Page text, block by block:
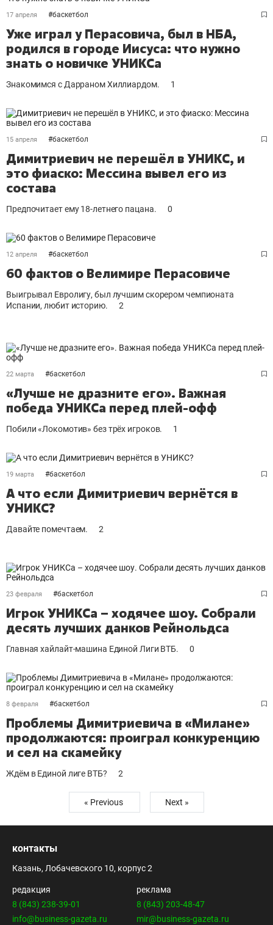
17 апреля #баскетбол
Уже играл у Перасовича, был в НБА,
родился в городе Иисуса: что нужно
знать о новичке УНИКСа
Знакомимся с Дарраном Хиллиардом. 1
15 апреля #баскетбол
Димитриевич не перешёл в УНИКС, и
это фиаско: Мессина вывел его из
состава
Предпочитает ему 18-летнего пацана. 0
12 апреля #баскетбол
60 фактов о Велимире Перасовиче
Выигрывал Евролигу, был лучшим скорером чемпионата
Испании, любит историю.
2
22 марта #баскетбол
«Лучше не дразните его». Важная
победа УНИКСа перед плей-офф
Побили «Локомотив» без трëх игроков. 1
19 марта #баскетбол
А что если Димитриевич вернётся в
УНИКС?
Давайте помечтаем. 2
23 февраля #баскетбол
Игрок УНИКСа – ходячее шоу. Собрали
десять лучших данков Рейнольдса
Главная хайлайт-машина Единой Лиги ВТБ. 0
8 февраля #баскетбол
Проблемы Димитриевича в «Милане»
продолжаются: проиграл конкуренцию
и сел на скамейку
Ждём в Единой лиге ВТБ? 2
« Previous Next »
контакты
Казань, Лобачевского 10, корпус 2
редакция
8 (843) 238-39-01
info@business-gazeta.ru
реклама
8 (843) 203-48-47
mir@business-gazeta.ru